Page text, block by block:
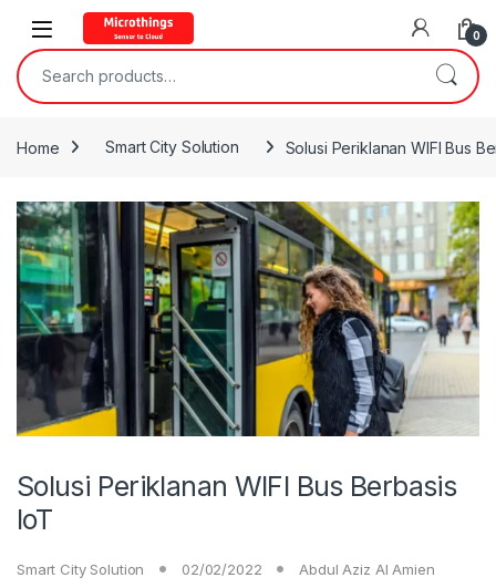
Open 0
Search for:
Home Smart City Solution Solusi Periklanan WIFI Bus
Solusi Periklanan WIFI Bus Berbasis
IoT
Smart City Solution 02/02/2022 Abdul Aziz Al Amien